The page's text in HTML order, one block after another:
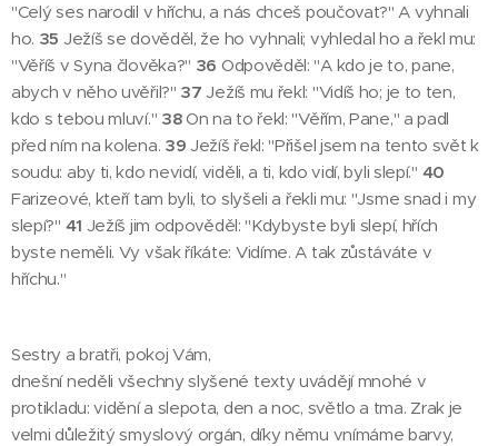
"Celý ses narodil v hříchu, a nás chceš poučovat?" A vyhnali
ho. 35 Ježíš se dověděl, že ho vyhnali; vyhledal ho a řekl mu:
"Věříš v Syna člověka?" 36 Odpověděl: "A kdo je to, pane,
abych v něho uvěřil?" 37 Ježíš mu řekl: "Vidíš ho; je to ten,
kdo s tebou mluví." 38On na to řekl: "Věřím, Pane," a padl
před ním na kolena. 39 Ježíš řekl: "Přišel jsem na tento svět k
soudu: aby ti, kdo nevidí, viděli, a ti, kdo vidí, byli slepí." 40
Farizeové, kteří tam byli, to slyšeli a řekli mu: "Jsme snad i my
slepí?" 41 Ježíš jim odpověděl: "Kdybyste byli slepí, hřích
byste neměli. Vy však říkáte: Vidíme. A tak zůstáváte v
hříchu."
Sestry a bratři, pokoj Vám,
dnešní neděli všechny slyšené texty uvádějí mnohé v
protikladu: vidění a slepota, den a noc, světlo a tma. Zrak je
velmi důležitý smyslový orgán, díky němu vnímáme barvy,